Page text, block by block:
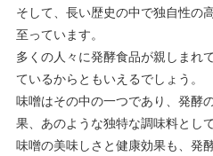
そして、長い歴史の中で独自性の
至っています。
多くの人々に発酵食品が親しまれ
ているからともいえるでしょう。
味噌はその中の一つであり、発酵
果、あのような独特な調味料とし
味噌の美味しさと健康効果も、発